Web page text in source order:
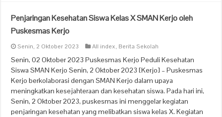
Penjaringan Kesehatan Siswa Kelas X SMAN Kerjo oleh
Puskesmas Kerjo
Senin, 2 Oktober 2023 All index, Berita Sekolah
Senin, 02 Oktober 2023 Puskesmas Kerjo Peduli Kesehatan
Siswa SMAN Kerjo Senin, 2 Oktober 2023 [Kerjo] – Puskesmas
Kerjo berkolaborasi dengan SMAN Kerjo dalam upaya
meningkatkan kesejahteraan dan kesehatan siswa. Pada hari ini,
Senin, 2 Oktober 2023, puskesmas ini menggelar kegiatan
penjaringan kesehatan yang melibatkan siswa kelas X. Kegiatan